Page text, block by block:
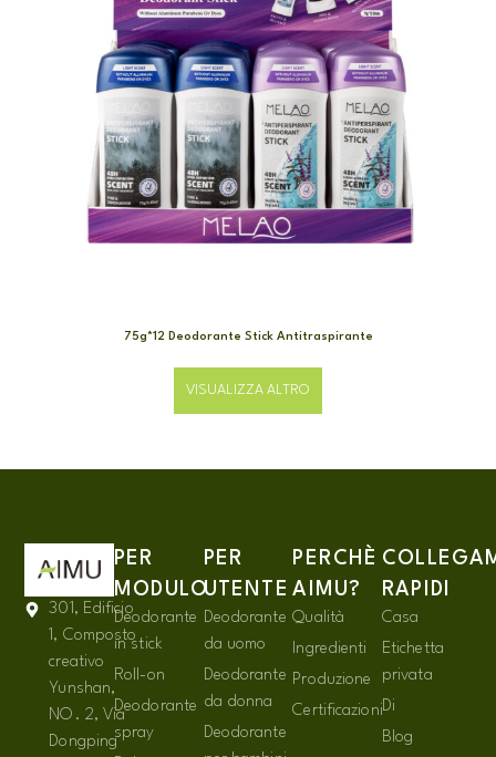
75g*12 Deodorante Stick Antitraspirante
VISUALIZZA ALTRO
301, Edificio
1, Composto
creativo
Yunshan,
NO. 2, Via
Dongping
PER
MODULO
Deodorante
in stick
Roll-on
Deodorante
spray
PER
UTENTE
Deodorante
da uomo
Deodorante
da donna
Deodorante
PERCHÈ
AIMU?
Qualità
Ingredienti
Produzione
Certificazioni
RAPIDI
Casa
Etichetta
privata
Di
Blog